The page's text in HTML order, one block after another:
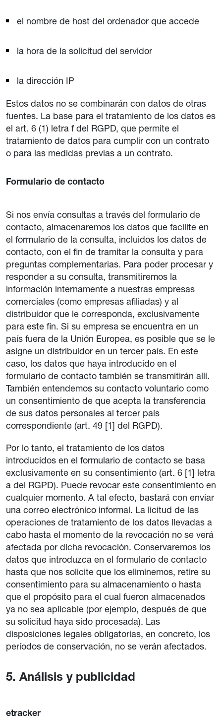
el nombre de host del ordenador que accede
la hora de la solicitud del servidor
la dirección IP
Estos datos no se combinarán con datos de otras
fuentes. La base para el tratamiento de los datos es
el art. 6 (1) letra f del RGPD, que permite el
tratamiento de datos para cumplir con un contrato
o para las medidas previas a un contrato.
Formulario de contacto
Si nos envía consultas a través del formulario de
contacto, almacenaremos los datos que facilite en
el formulario de la consulta, incluidos los datos de
contacto, con el fin de tramitar la consulta y para
preguntas complementarias. Para poder procesar y
responder a su consulta, transmitiremos la
información internamente a nuestras empresas
comerciales (como empresas afiliadas) y al
distribuidor que le corresponda, exclusivamente
para este fin. Si su empresa se encuentra en un
país fuera de la Unión Europea, es posible que se le
asigne un distribuidor en un tercer país. En este
caso, los datos que haya introducido en el
formulario de contacto también se transmitirán allí.
También entendemos su contacto voluntario como
un consentimiento de que acepta la transferencia
de sus datos personales al tercer país
correspondiente (art. 49 [1] del RGPD).
Por lo tanto, el tratamiento de los datos
introducidos en el formulario de contacto se basa
exclusivamente en su consentimiento (art. 6 [1] letra
a del RGPD). Puede revocar este consentimiento en
cualquier momento. A tal efecto, bastará con enviar
una correo electrónico informal. La licitud de las
operaciones de tratamiento de los datos llevadas a
cabo hasta el momento de la revocación no se verá
afectada por dicha revocación. Conservaremos los
datos que introduzca en el formulario de contacto
hasta que nos solicite que los eliminemos, retire su
consentimiento para su almacenamiento o hasta
que el propósito para el cual fueron almacenados
ya no sea aplicable (por ejemplo, después de que
su solicitud haya sido procesada). Las
disposiciones legales obligatorias, en concreto, los
períodos de conservación, no se verán afectados.
5. Análisis y publicidad
etracker